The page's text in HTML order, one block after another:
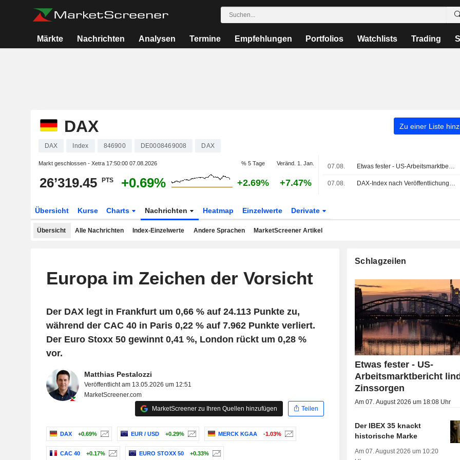
Märkte Nachrichten Analysen Termine Empfehlungen Portfolios Watchlists Trading
DAX Zu einer Liste
DAX Index 846900 DE0008469008 DAX
Markt geschlossen - Xetra 17:50:00 07.08.2026 % 5 Tage Veränd. 1. Jan.
26’319.45 PTS +0.69% +2.69% +7.47%
07.08. Etwas fester - US-Arbeitsmarktbericht lindert Zinssorgen
07.08. DAX-Index nach Veröffentlichung deutscher Industrie- und Handelsdaten fester
Übersicht Kurse Charts Nachrichten Heatmap Einzelwerte Derivate
Übersicht Alle Nachrichten Index-Einzelwerte Andere Sprachen MarketScreener Artikel
Europa im Zeichen der Vorsicht
Der DAX legt in Frankfurt um 0,66 % auf 24.113 Punkte zu,
während der CAC 40 in Paris 0,22 % auf 7.962 Punkte verliert.
Der Euro Stoxx 50 gewinnt 0,41 %, London rückt um 0,28 %
vor.
Matthias Pestalozzi
Veröffentlicht am 13.05.2026 um 12:51
MarketScreener.com
MarketScreener zu Ihren Quellen hinzufügen
Teilen
DAX +0.69% EUR / USD +0.29% MERCK KGAA -1.03%
CAC 40 +0.17% EURO STOXX 50 +0.33%
Schlagzeilen
Etwas fester - US-
Arbeitsmarktbericht
Zinssorgen
Am 07. August 2026 um 18:08 Uhr
Der IBEX 35 knackt
historische Marke
Am 07. August 2026 um 10:20